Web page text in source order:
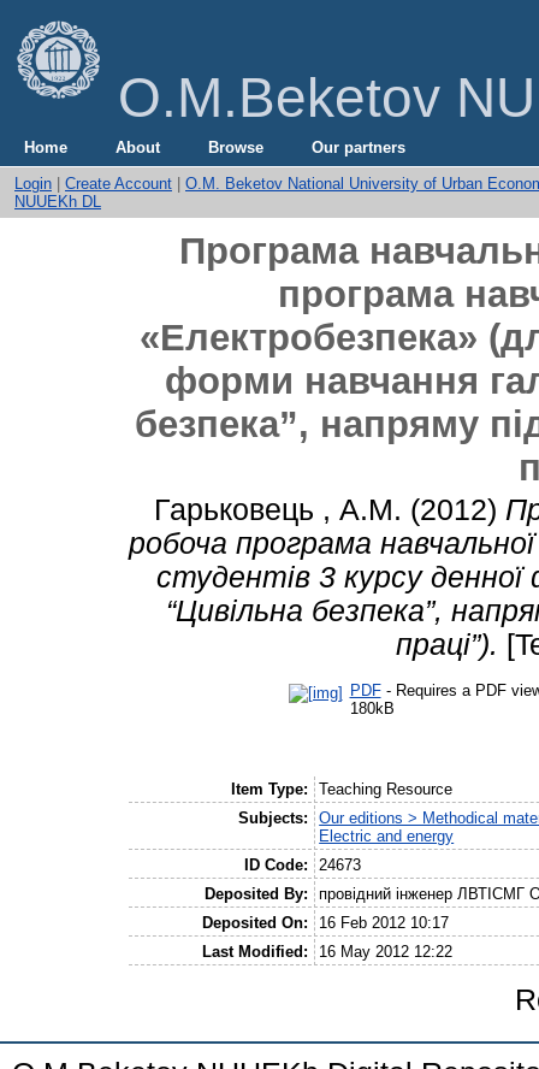
O.M.Beketov
Home About Browse
Our partners
Login
Create Account
O.M. Beketov National University of Urban
NUUEKh DL
Програма
програма
«Електробезпека»
форми навчання
безпека”, напряму
Гарьковець , А.М. (2012)
робоча програма
студентів 3 курсу денної
“Цивільна безпека”,
праці”).
PDF- Requires a PDF
180kB
Item Type:
Teaching Resource
Subjects:
Our editions > Methodical
Electric and energy
ID Code:
24673
Deposited By:
провідний інженер ЛВТІСМГ
Deposited On:
16 Feb 2012 10:17
Last Modified:
16 May 2012 12:22